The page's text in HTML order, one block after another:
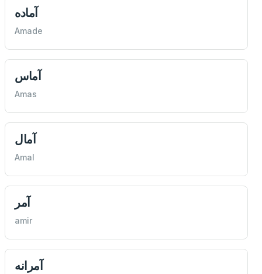
آماده
Amade
آماس
Amas
آمال
Amal
آمر
amir
آمرانه